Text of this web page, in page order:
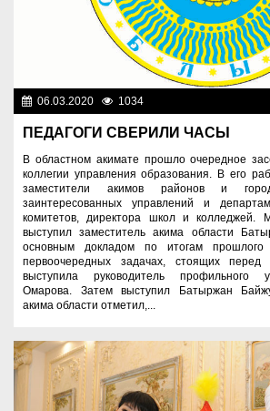
06.03.2020 1034
ПЕДАГОГИ СВЕРИЛИ ЧАСЫ
В областном акимате прошло очередное
коллегии управления образования. В его
заместители акимов районов и
заинтересованных управлений и
комитетов, директора школ и колледжей.
выступил заместитель акима области
основным докладом по итогам
первоочередных задачах, стоящих перед
выступила руководитель профильного
Омарова. Затем выступил Батыржан
акима области отметил,...